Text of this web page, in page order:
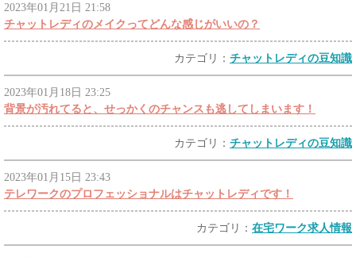
2023年01月21日 21:58
チャットレディのメイクってどんな感じがいいの？
カテゴリ： チャットレディの豆知識
2023年01月18日 23:25
背景が汚れてると、せっかくのチャンスも逃してしまいます！
カテゴリ： チャットレディの豆知識
2023年01月15日 23:43
テレワークのプロフェッショナルはチャットレディです！
カテゴリ： 在宅ワーク求人情報